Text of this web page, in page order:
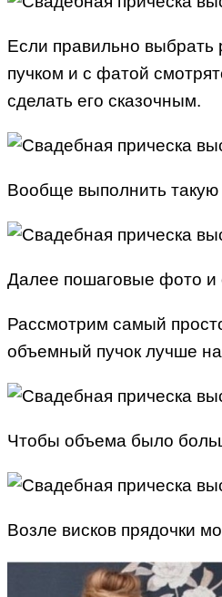
Если правильно
пучком и с фатой
сделать его сказочным.
Вообще выполнить
Далее пошаговые фото и
Рассмотрим самый
объемный пучок лучше
Чтобы объема было
Возле висков прядочки